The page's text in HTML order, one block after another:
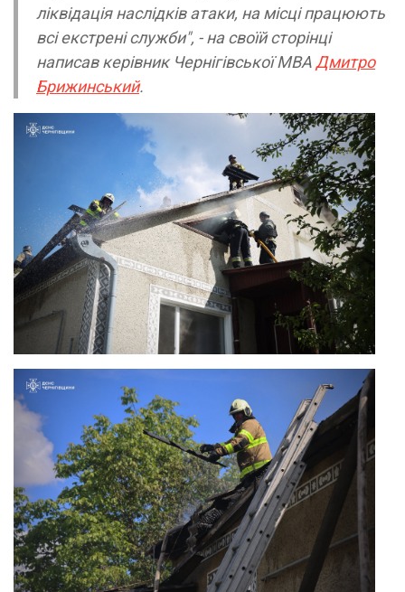
ліквідація наслідків атаки, на місці працюють
всі екстрені служби", - на своїй сторінці
написав керівник Чернігівської МВА Дмитро
Брижинський.